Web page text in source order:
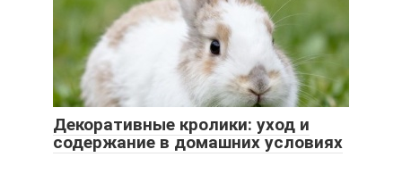
Декоративные кролики: уход и
содержание в домашних условиях